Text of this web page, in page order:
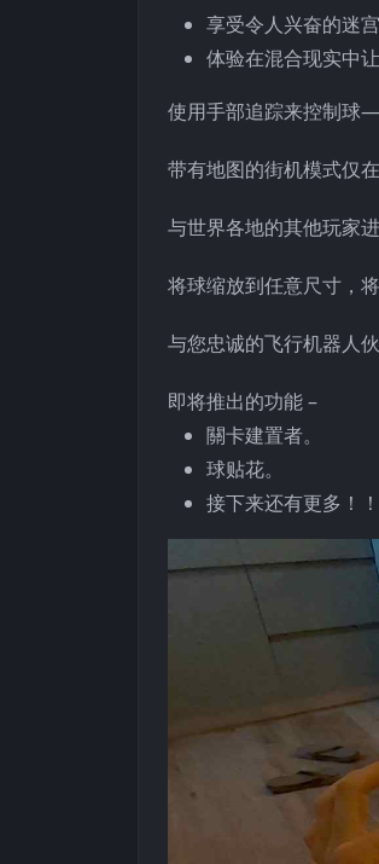
享受令人兴奋的迷
体验在混合现实中
使用手部追踪来控制球
带有地图的街机模式仅
与世界各地的其他玩家
将球缩放到任意尺寸，
与您忠诚的飞行机器人
即将推出的功能 –
關卡建置者。
球贴花。
接下来还有更多！！